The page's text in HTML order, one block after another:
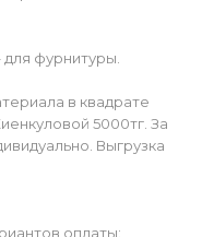
фурнитуры.
в квадрате
5000тг. За
Выгрузка
оплаты: